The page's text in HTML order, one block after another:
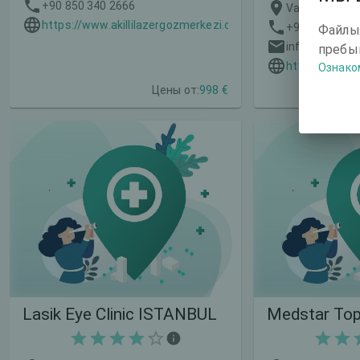
+90 850 340 2666
https://www.akillilazergozmerkezi.com/en/
Цены от:998 €
+90 444 00 77
https://
Lasik Eye Clinic ISTANBUL Medstar
Файлы